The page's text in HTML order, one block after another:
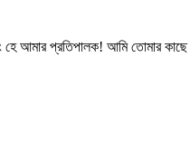
আমার প্রতিপালক! আমি তোমার কাছে